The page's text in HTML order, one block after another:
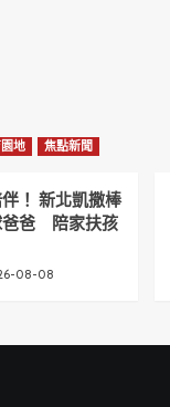
地 焦點新聞
！ 新北凱撒棒
爸爸 陪家扶孩
08-08